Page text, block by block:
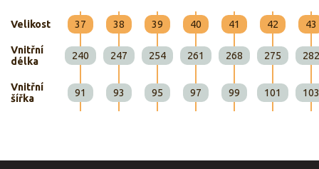
Velikost 37 38 39 40 41 42 43
Vnitřní
délka
240 247 254 261 268 275 282
Vnitřní
šířka
91 93 95 97 99 101 103